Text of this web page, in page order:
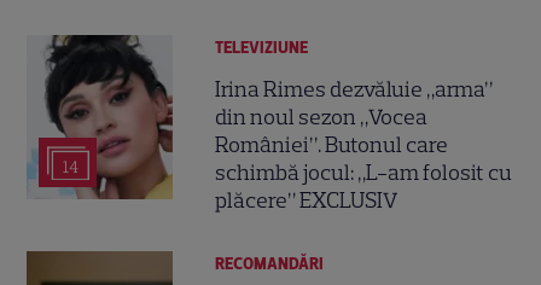
14
TELEVIZIUNE
Irina Rimes dezvăluie „arma”
din noul sezon „Vocea
României”. Butonul care
schimbă jocul: „L-am folosit cu
plăcere” EXCLUSIV
RECOMANDĂRI